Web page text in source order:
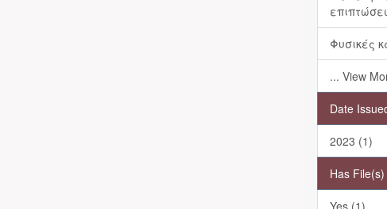
Φυσικές
... View
Date
2023 (1)
Has File(s)
Yes (1)